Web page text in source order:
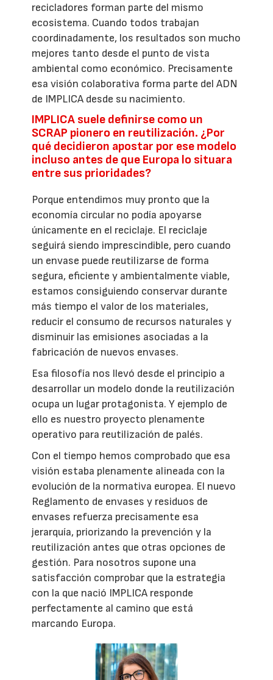
recicladores forman parte del mismo
ecosistema. Cuando todos trabajan
coordinadamente, los resultados son mucho
mejores tanto desde el punto de vista
ambiental como económico. Precisamente
esa visión colaborativa forma parte del ADN
de IMPLICA desde su nacimiento.
IMPLICA suele definirse como un
SCRAP pionero en reutilización. ¿Por
qué decidieron apostar por ese modelo
incluso antes de que Europa lo situara
entre sus prioridades?
Porque entendimos muy pronto que la
economía circular no podía apoyarse
únicamente en el reciclaje. El reciclaje
seguirá siendo imprescindible, pero cuando
un envase puede reutilizarse de forma
segura, eficiente y ambientalmente viable,
estamos consiguiendo conservar durante
más tiempo el valor de los materiales,
reducir el consumo de recursos naturales y
disminuir las emisiones asociadas a la
fabricación de nuevos envases.
Esa filosofía nos llevó desde el principio a
desarrollar un modelo donde la reutilización
ocupa un lugar protagonista. Y ejemplo de
ello es nuestro proyecto plenamente
operativo para reutilización de palés.
Con el tiempo hemos comprobado que esa
visión estaba plenamente alineada con la
evolución de la normativa europea. El nuevo
Reglamento de envases y residuos de
envases refuerza precisamente esa
jerarquía, priorizando la prevención y la
reutilización antes que otras opciones de
gestión. Para nosotros supone una
satisfacción comprobar que la estrategia
con la que nació IMPLICA responde
perfectamente al camino que está
marcando Europa.